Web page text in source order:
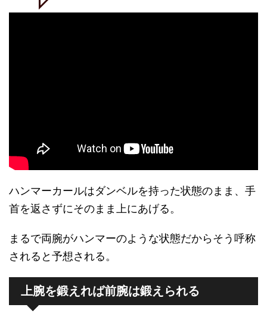
ハンマーカールはダンベルを持った状態のまま、手
首を返さずにそのまま上にあげる。
まるで両腕がハンマーのような状態だからそう呼称
されると予想される。
上腕を鍛えれば前腕は鍛えられる